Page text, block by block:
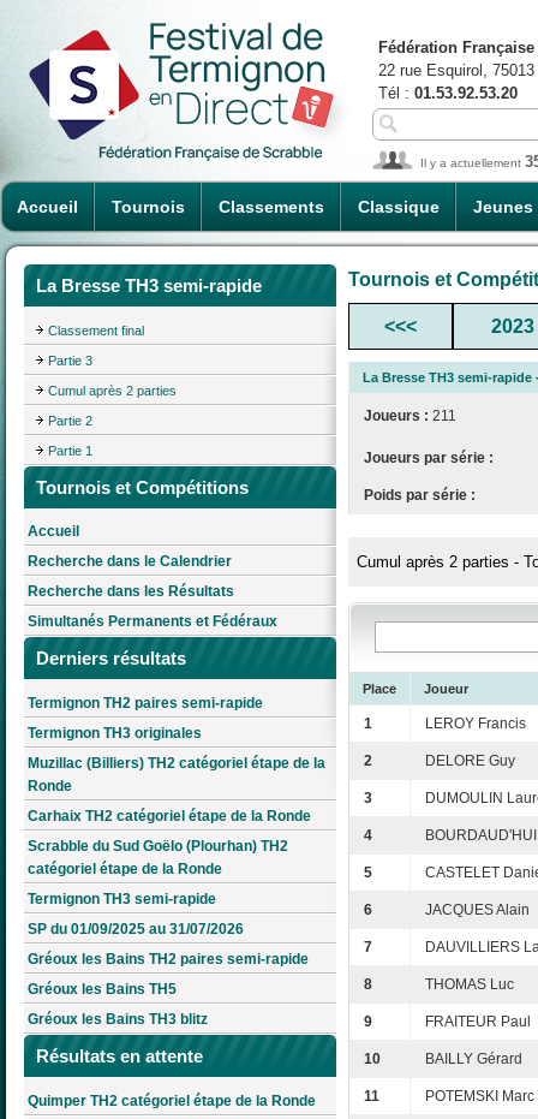
Accueil Tournois Classements Classique Jeunes
Fédération
22 rue Esquirol,
Tél : 01.53.92.53.20
Il y a actuellement
La Bresse TH3 semi-rapide
Classement final
Partie 3
Cumul après 2 parties
Partie 2
Partie 1
Tournois et Compétitions
Accueil
Recherche dans le Calendrier
Recherche dans les Résultats
Simultanés Permanents et Fédéraux
Derniers résultats
Termignon TH2 paires semi-rapide
Termignon TH3 originales
Muzillac (Billiers) TH2 catégoriel étape de la
Ronde
Carhaix TH2 catégoriel étape de la Ronde
Scrabble du Sud Goëlo (Plourhan) TH2
catégoriel étape de la Ronde
Termignon TH3 semi-rapide
SP du 01/09/2025 au 31/07/2026
Gréoux les Bains TH2 paires semi-rapide
Gréoux les Bains TH5
Gréoux les Bains TH3 blitz
Résultats en attente
Quimper TH2 catégoriel étape de la Ronde
Tournois et
<<< 2023
La Bresse TH3 semi-rapide
Joueurs : 211
Joueurs par série :
Poids par série :
Cumul après 2 parties -
Place Joueur
1 LEROY Francis
2 DELORE Guy
3 DUMOULIN
4
5 CASTELET
6 JACQUES Alain
7 DAUVILLIERS
8 THOMAS Luc
9 FRAITEUR Paul
10 BAILLY Gérard
11 POTEMSKI Marc